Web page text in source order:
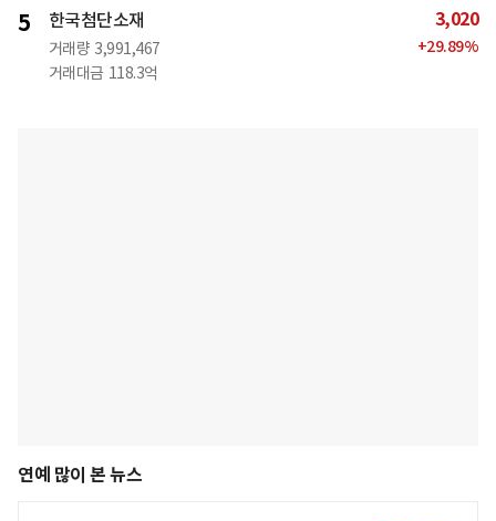
5 한국첨단소재
거래량 3,991,467
거래대금 118.3억
3,020
+29.89%
연예 많이 본 뉴스